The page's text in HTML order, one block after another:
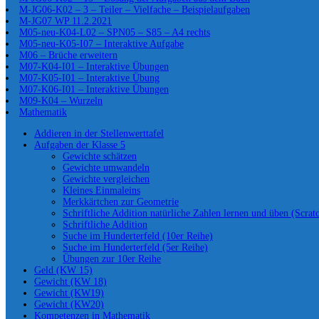
M-JG06-K02 – 3 – Teiler – Vielfache – Beispielaufgaben
M-JG07 WP 11.2.2021
M05-neu-K04-L02 – SPN05 – S85 – A4 rechts
M05-neu-K05-I07 – Interaktive Aufgabe
M06 – Brüche erweitern
M07-K04-I01 – Interaktive Übungen
M07-K05-I01 – Interaktive Übung
M07-K06-I01 – Interaktive Übungen
M09-K04 – Wurzeln
Mathematik
Addieren in der Stellenwerttafel
Aufgaben der Klasse 5
Gewichte schätzen
Gewichte umwandeln
Gewichte vergleichen
Kleines Einmaleins
Merkkärtchen zur Geometrie
Schriftliche Addition natürliche Zahlen lernen und üben
Schriftliche Addition
Suche im Hunderterfeld (10er Reihe)
Suche im Hunderterfeld (5er Reihe)
Übungen zur 10er Reihe
Geld (KW 15)
Gewicht (KW 18)
Gewicht (KW19)
Gewicht (KW20)
Kompetenzen in Mathematik